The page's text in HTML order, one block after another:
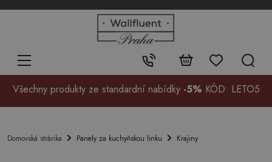
Kontakt:
+48
99
Všechny produkty ze standardní nabídky -5% KÓD: LETO5
Domovská stránka Panely za kuchyňskou linku Krajiny